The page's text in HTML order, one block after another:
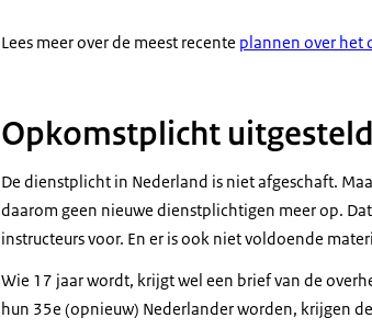
Lees meer over de meest recente plannen over het
Opkomstplicht uitgesteld
De dienstplicht in Nederland is niet afgeschaft.
daarom geen nieuwe dienstplichtigen meer op.
instructeurs voor. En er is ook niet voldoende
Wie 17 jaar wordt, krijgt wel een brief van de
hun 35e (opnieuw) Nederlander worden, krijgen